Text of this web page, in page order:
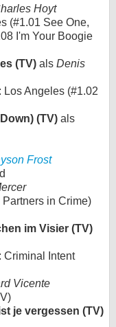
Hoyt
(#1.01 See One,
I'm Your Boogie
(TV) als Denis
Angeles (#1.02
(TV) als
Frost
in Crime)
im Visier (TV)
Criminal Intent
Vicente
je vergessen (TV)